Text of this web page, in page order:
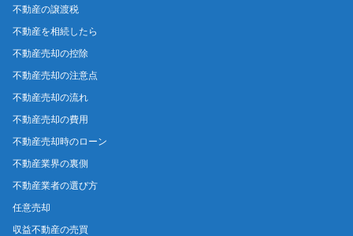
不動産の譲渡税
不動産を相続したら
不動産売却の控除
不動産売却の注意点
不動産売却の流れ
不動産売却の費用
不動産売却時のローン
不動産業界の裏側
不動産業者の選び方
任意売却
収益不動産の売買